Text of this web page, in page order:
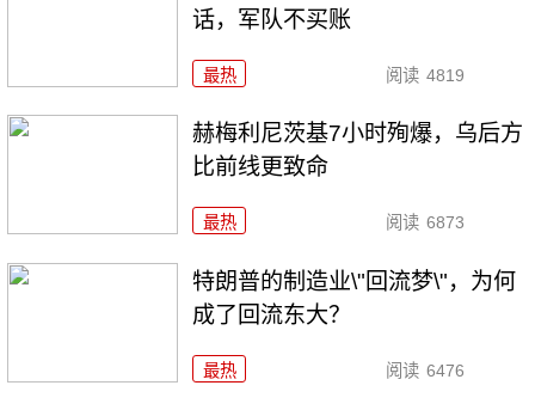
话，军队不买账
最热 阅读 4819
赫梅利尼茨基7小时殉爆，乌后方
比前线更致命
最热 阅读 6873
特朗普的制造业\"回流梦\"，为何
成了回流东大？
最热 阅读 6476